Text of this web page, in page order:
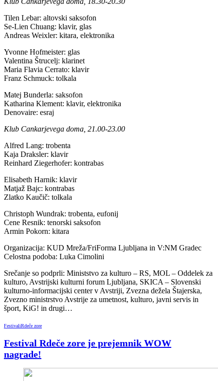
Tilen Lebar: altovski saksofon
Se-Lien Chuang: klavir, glas
Andreas Weixler: kitara, elektronika
Yvonne Hofmeister: glas
Valentina Štrucelj: klarinet
Maria Flavia Cerrato: klavir
Franz Schmuck: tolkala
Matej Bunderla: saksofon
Katharina Klement: klavir, elektronika
Denovaire: esraj
Klub Cankarjevega doma, 21.00-23.00
Alfred Lang: trobenta
Kaja Draksler: klavir
Reinhard Ziegerhofer: kontrabas
Elisabeth Harnik: klavir
Matjaž Bajc: kontrabas
Zlatko Kaučič: tolkala
Christoph Wundrak: trobenta, eufonij
Cene Resnik: tenorski saksofon
Armin Pokorn: kitara
Organizacija: KUD Mreža/FriForma Ljubljana in V:NM Gradec
Celostna podoba: Luka Cimolini
Srečanje so podprli: Ministstvo za kulturo – RS, MOL – Oddelek za
kulturo, Avstrijski kulturni forum Ljubljana, SKICA – Slovenski
kulturno-informacijski center v Avstriji, Zvezna dežela Štajerska,
Zvezno ministrstvo Avstrije za umetnost, kulturo, javni servis in
šport, KiG! in drugi…
FestivaliRdeče zore
Festival Rdeče zore je prejemnik WOW
nagrade!